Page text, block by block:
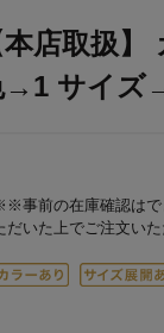
本店取扱
→1 サイズ
事前の在庫確認は
だいた上でご注文いた